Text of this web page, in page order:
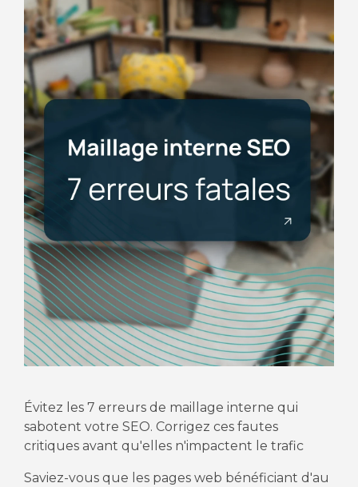
Évitez les 7 erreurs de maillage interne qui
sabotent votre SEO. Corrigez ces fautes
critiques avant qu'elles n'impactent le trafic
Saviez-vous que les pages web bénéficiant d'au